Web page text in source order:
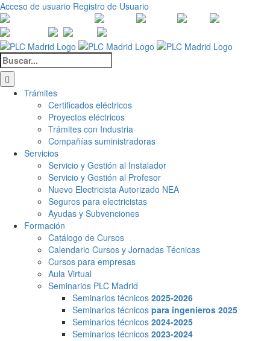
Saltar
al
contenido
Acceso de usuario Registro de Usuario
Canales
de
WhatsApp
Linkedin Youtube Tiktok Facebook
X
Twitch Contacto
Buscar:
Trámites
Certificados eléctricos
Proyectos eléctricos
Trámites con Industria
Compañías suministradoras
Servicios
Servicio y Gestión al Instalador
Servicio y Gestión al Profesor
Nuevo Electricista Autorizado NEA
Seguros para electricistas
Ayudas y Subvenciones
Formación
Catálogo de Cursos
Calendario Cursos y Jornadas Técnicas
Cursos para empresas
Aula Virtual
Seminarios PLC Madrid
Seminarios técnicos 2025-2026
Seminarios técnicos para ingenieros 2025
Seminarios técnicos 2024-2025
Seminarios técnicos 2023-2024